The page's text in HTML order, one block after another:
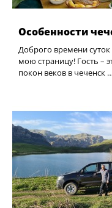
Особенности
Доброго времени
мою страницу! Гость –
покон веков в чеченск …